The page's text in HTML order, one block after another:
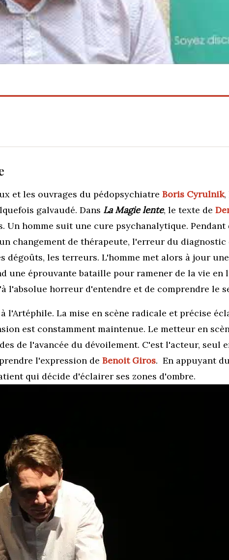
et les ouvrages du pédopsychiatre Boris Cyrulnik,
galvaudé. Dans La Magie lente, le texte de
Un homme suit une cure psychanalytique.
changement de thérapeute, l'erreur du
dégoûts, les terreurs. L'homme met alors à jour
une éprouvante bataille pour ramener de la vie
l'absolue horreur d'entendre et de comprendre le
l'Artéphile. La mise en scène radicale et précise
est constamment maintenue. Le metteur en
de l'avancée du dévoilement. C'est l'acteur, seul
l'expression de Benoit Giros. En appuyant
qui décide d'éclairer ses zones d'ombre.